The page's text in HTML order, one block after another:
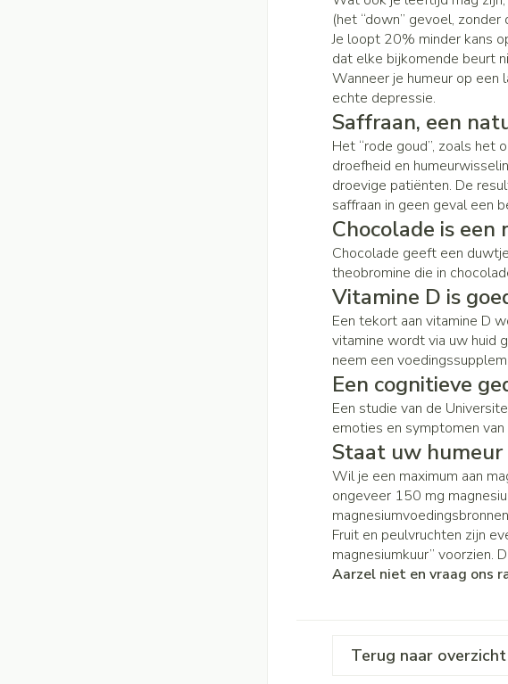
Handhygiëne
Manicure & pedicure
Droge mond
Elektrische tandenborstels
Interdentaal - flos
Kunstgebit
Toon meer
Batterijen
Toebehoren
Steriel materiaal
Massagebalsem en inhalatie
Hormonaal stelsel
Gynaecologie
(het “down” gevoel,
Je loopt 20% minder kans
dat elke bijkomende beurt
Wanneer je humeur op een
echte depressie.
Saffraan, een
Het “rode goud”, zoals het
droefheid en
droevige patiënten. De
saffraan in geen geval een
Chocolade is een
Chocolade geeft een
theobromine die in
Vitamine D is
Een tekort aan vitamine D
vitamine wordt via uw huid
neem een
Een cognitieve
Een studie van de
emoties en symptomen
Staat uw humeur
Wil je een maximum aan
ongeveer 150 mg
Fruit en peulvruchten zijn
magnesiumkuur” voorzien.
Aarzel niet en vraag ons
Terug naar overzicht